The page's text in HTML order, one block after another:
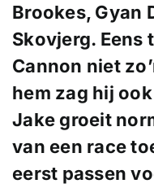
Brookes, Gyan
Skovjerg. Eens
Cannon niet
hem zag hij
Jake groeit
van een race
eerst passen